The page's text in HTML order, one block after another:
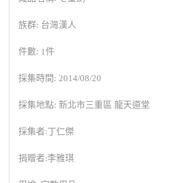
族群: 台灣漢人
件數: 1件
採集時間: 2014/08/20
採集地點: 新北市三重區 龍天道堂
採集者:丁仁傑
捐贈者:李雅琪